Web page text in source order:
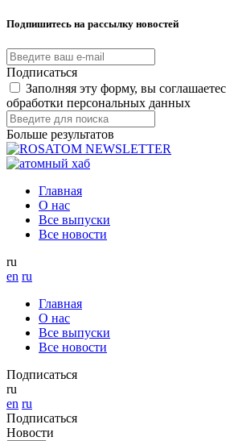
Подпишитесь на рассылку новостей
Подписаться
Заполняя эту форму, вы
обработки персональных данных
Больше результатов
Главная
О нас
Все выпуски
Все новости
ru
en ru
Главная
О нас
Все выпуски
Все новости
Подписаться
ru
en ru
Подписаться
Новости